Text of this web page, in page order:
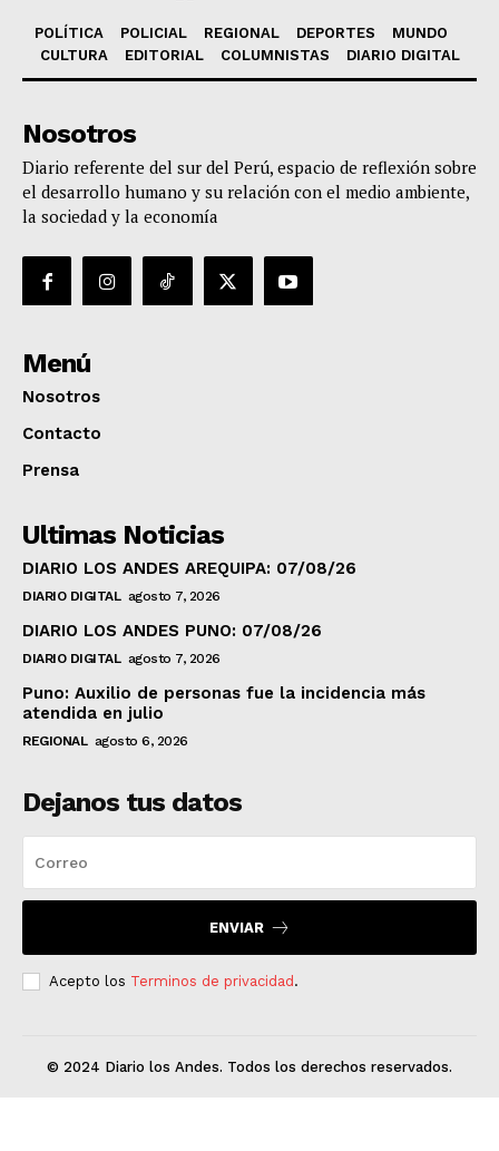
POLÍTICA POLICIAL REGIONAL DEPORTES
MUNDO
CULTURA
EDITORIAL COLUMNISTAS DIARIO DIGITAL
Nosotros
Diario referente del sur del Perú, espacio de reflexión sobre
el desarrollo humano y su relación con el medio ambiente,
la sociedad y la economía
Menú
Nosotros
Contacto
Prensa
Ultimas Noticias
DIARIO LOS ANDES AREQUIPA: 07/08/26
DIARIO DIGITAL agosto 7, 2026
DIARIO LOS ANDES PUNO: 07/08/26
DIARIO DIGITAL agosto 7, 2026
Puno: Auxilio de personas fue la incidencia más
atendida en julio
REGIONAL agosto 6, 2026
Dejanos tus datos
ENVIAR
Acepto los Terminos de privacidad .
© 2024 Diario los Andes. Todos los derechos reservados.